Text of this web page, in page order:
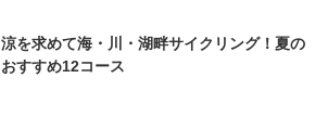
涼を求めて海・川・湖畔サイクリング！夏の
おすすめ12コース